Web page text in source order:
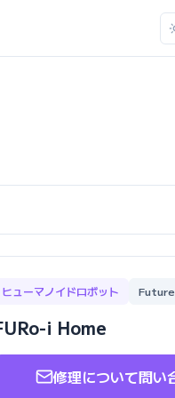
ヒューマノイドロボット
i Home
修理について問い